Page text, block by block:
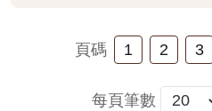
1 2 3
每頁筆數